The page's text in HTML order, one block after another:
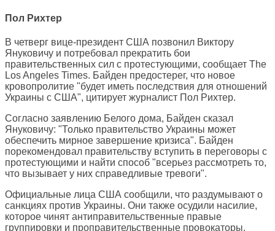
Пол Рихтер
В четверг вице-президент США позвонил Виктору
Януковичу и потребовал прекратить бои
правительственных сил с протестующими, сообщает The
Los Angeles Times. Байден предостерег, что новое
кровопролитие "будет иметь последствия для отношений
Украины с США", цитирует журналист Пол Рихтер.
Согласно заявлению Белого дома, Байден сказал
Януковичу: "Только правительство Украины может
обеспечить мирное завершение кризиса". Байден
порекомендовал правительству вступить в переговоры с
протестующими и найти способ "всерьез рассмотреть то,
что вызывает у них справедливые тревоги".
Официальные лица США сообщили, что раздумывают о
санкциях против Украины. Они также осудили насилие,
которое чинят антиправительственные правые
группировки и проправительственные провокаторы.